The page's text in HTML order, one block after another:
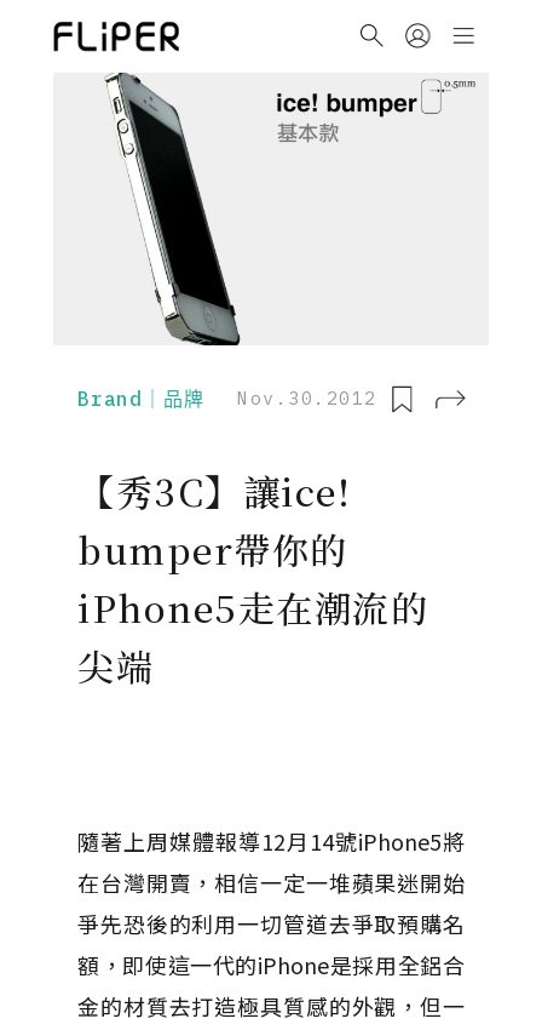
Brand｜品牌 Nov.30.2012
【秀3C】讓ice!
bumper帶你的
iPhone5走在潮流的
尖端
隨著上周媒體報導12月14號iPhone5將
在台灣開賣，相信一定一堆蘋果迷開始
爭先恐後的利用一切管道去爭取預購名
額，即使這一代的iPhone是採用全鋁合
金的材質去打造極具質感的外觀，但一